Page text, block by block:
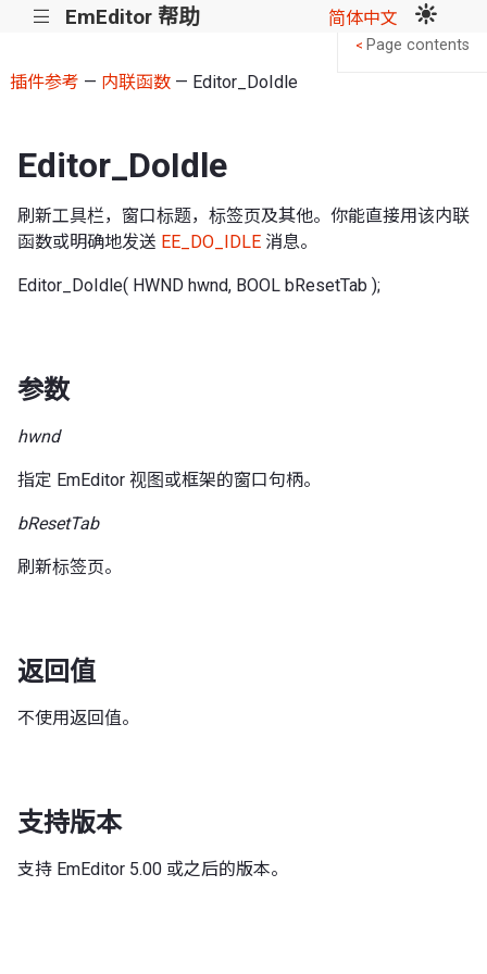
||| EmEditor 帮助 简体中文
插件参考 — 内联函数— Editor_DoIdle
Editor_DoIdle
刷新工具栏，窗口标题，标签页及其他。你能直接用该内联
函数或明确地发送 EE_DO_IDLE 消息。
Editor_DoIdle( HWND hwnd, BOOL bResetTab );
参数
hwnd
指定 EmEditor 视图或框架的窗口句柄。
bResetTab
刷新标签页。
返回值
不使用返回值。
支持版本
支持 EmEditor 5.00 或之后的版本。
< Page contents